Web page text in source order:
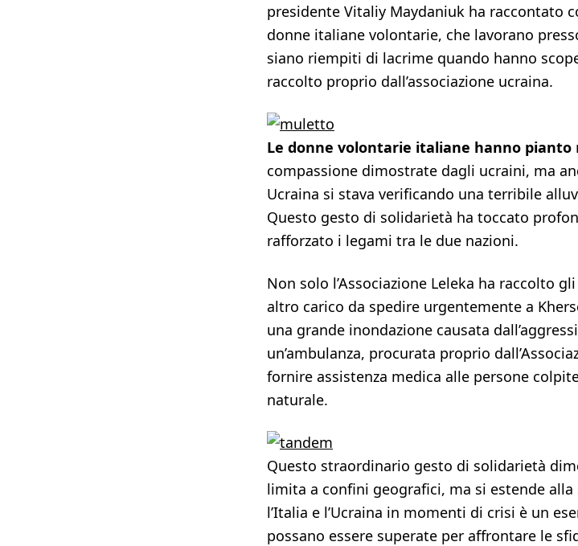
presidente Vitaliy Maydaniuk ha raccontato
donne italiane volontarie, che lavorano
siano riempiti di lacrime quando hanno
raccolto proprio dall’associazione ucraina.
Le donne volontarie italiane hanno pianto
compassione dimostrate dagli ucraini, ma
Ucraina si stava verificando una terribile
Questo gesto di solidarietà ha toccato
rafforzato i legami tra le due nazioni.
Non solo l’Associazione Leleka ha raccolto
altro carico da spedire urgentemente a
una grande inondazione causata
un’ambulanza, procurata proprio
fornire assistenza medica alle persone
naturale.
Questo straordinario gesto di solidarietà
limita a confini geografici, ma si estende alla
l’Italia e l’Ucraina in momenti di crisi è un
possano essere superate per affrontare le